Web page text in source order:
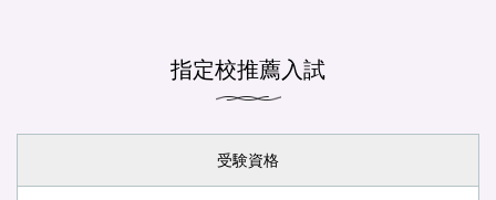
指定校推薦入試
受験資格